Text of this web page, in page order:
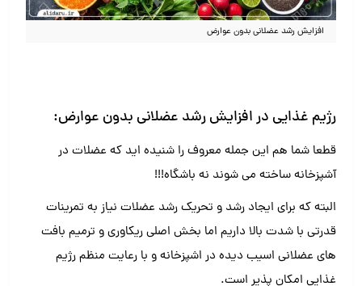
افزایش رشد عضلانی بدون عوارض
رژیم غذایی در افزایش رشد عضلانی بدون عوارض:
قطعا شما هم این جمله معروف را شنیده اید که عضلات در
آشپزخانه ساخته می شوند نه باشگاه!!!
البته که برای ایجاد رشد و تحریک رشد عضلات نیاز به تمرینات
قدرتی با شدت بالا داریم اما بخش اصلی ریکاوری و ترمیم بافت
های عضلانی اسیب دیده در اشپزخانه و با رعایت منظم رژیم
غذایی امکان پذیر است.